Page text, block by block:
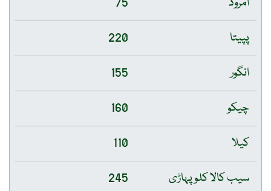
پپیتا
220
انگور
155
چیکو
160
کیلا
110
سیب کالا کلو پہاڑی
245